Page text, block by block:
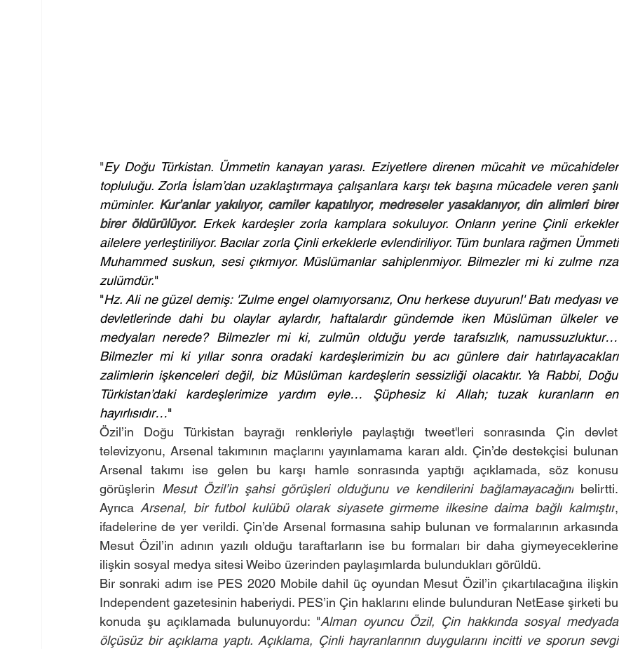
"Ey Doğu Türkistan. Ümmetin kanayan yarası. Eziyetlere direnen mücahit ve mücahideler
topluluğu. Zorla İslam’dan uzaklaştırmaya çalışanlara karşı tek başına mücadele veren şanlı
müminler. Kur’anlar yakılıyor, camiler kapatılıyor, medreseler yasaklanıyor, din alimleri birer
birer öldürülüyor. Erkek kardeşler zorla kamplara sokuluyor. Onların yerine Çinli erkekler
ailelere yerleştiriliyor. Bacılar zorla Çinli erkeklerle evlendiriliyor. Tüm bunlara rağmen Ümmeti
Muhammed suskun, sesi çıkmıyor. Müslümanlar sahiplenmiyor. Bilmezler mi ki zulme rıza
zulümdür."
"Hz. Ali ne güzel demiş: 'Zulme engel olamıyorsanız, Onu herkese duyurun!' Batı medyası ve
devletlerinde dahi bu olaylar aylardır, haftalardır gündemde iken Müslüman ülkeler ve
medyaları nerede? Bilmezler mi ki, zulmün olduğu yerde tarafsızlık, namussuzluktur…
Bilmezler mi ki yıllar sonra oradaki kardeşlerimizin bu acı günlere dair hatırlayacakları
zalimlerin işkenceleri değil, biz Müslüman kardeşlerin sessizliği olacaktır. Ya Rabbi, Doğu
Türkistan’daki kardeşlerimize yardım eyle… Şüphesiz ki Allah; tuzak kuranların en
hayırlısıdır…"
Özil’in Doğu Türkistan bayrağı renkleriyle paylaştığı tweet'leri sonrasında Çin devlet
televizyonu, Arsenal takımının maçlarını yayınlamama kararı aldı. Çin’de destekçisi bulunan
Arsenal takımı ise gelen bu karşı hamle sonrasında yaptığı açıklamada, söz konusu
görüşlerin Mesut Özil’in şahsi görüşleri olduğunu ve kendilerini bağlamayacağını belirtti.
Ayrıca Arsenal, bir futbol kulübü olarak siyasete girmeme ilkesine daima bağlı kalmıştır,
ifadelerine de yer verildi. Çin’de Arsenal formasına sahip bulunan ve formalarının arkasında
Mesut Özil’in adının yazılı olduğu taraftarların ise bu formaları bir daha giymeyeceklerine
ilişkin sosyal medya sitesi Weibo üzerinden paylaşımlarda bulundukları görüldü.
Bir sonraki adım ise PES 2020 Mobile dahil üç oyundan Mesut Özil’in çıkartılacağına ilişkin
Independent gazetesinin haberiydi. PES’in Çin haklarını elinde bulunduran NetEase şirketi bu
konuda şu açıklamada bulunuyordu: "Alman oyuncu Özil, Çin hakkında sosyal medyada
ölçüsüz bir açıklama yaptı. Açıklama, Çinli hayranlarının duygularını incitti ve sporun sevgi